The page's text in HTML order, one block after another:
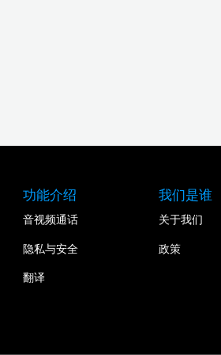
功能介绍
音视频通话
隐私与安全
翻译
我们是谁
关于我们
政策